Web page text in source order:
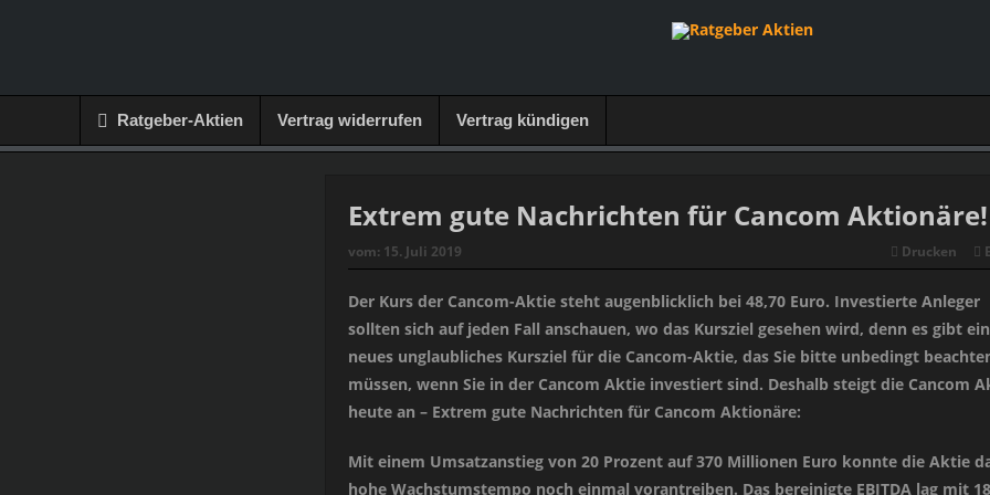
Ratgeber-Aktien Vertrag widerrufen Vertrag kündigen
Extrem gute Nachrichten für Cancom Aktionäre!
vom: 15. Juli 2019 Drucken
Der Kurs der Cancom-Aktie steht augenblicklich bei 48,70 Euro. Investierte Anleger
sollten sich auf jeden Fall anschauen, wo das Kursziel gesehen wird, denn es gibt ein
neues unglaubliches Kursziel für die Cancom-Aktie, das Sie bitte unbedingt
müssen, wenn Sie in der Cancom Aktie investiert sind. Deshalb steigt die Cancom
heute an – Extrem gute Nachrichten für Cancom Aktionäre:
Mit einem Umsatzanstieg von 20 Prozent auf 370 Millionen Euro konnte die Aktie
hohe Wachstumstempo noch einmal vorantreiben. Das bereinigte EBITDA lag mit